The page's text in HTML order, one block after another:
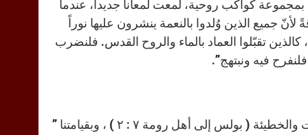
كواكب روحية، لمعت لمعاناً جديداً، عندما
جميع الذين وُلدوا بالنعمة ينشرون عليها نوراً
تقبّلوا العماد بالماء والروح القدس. فلنضرب
فيه ونبتهج”.
إن قيامة المسيح، بفضل العماد الذي يجمعنا به، حررتنا من شريعة الموت والخطيئة ( بولس إلى أهل رومة ٧ : ٢ ) ، وبقيامتنا ”